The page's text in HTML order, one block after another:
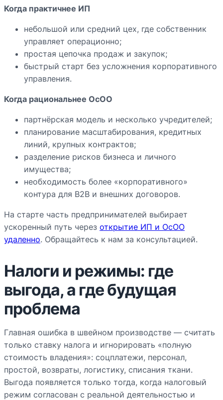
Когда практичнее ИП
небольшой или средний цех, где собственник
управляет операционно;
простая цепочка продаж и закупок;
быстрый старт без усложнения корпоративного
управления.
Когда рациональнее ОсОО
партнёрская модель и несколько учредителей;
планирование масштабирования, кредитных
линий, крупных контрактов;
разделение рисков бизнеса и личного
имущества;
необходимость более «корпоративного»
контура для B2B и внешних договоров.
На старте часть предпринимателей выбирает
ускоренный путь через открытие ИП и ОсОО
удаленно. Обращайтесь к нам за консультацией.
Налоги и режимы: где
выгода, а где будущая
проблема
Главная ошибка в швейном производстве — считать
только ставку налога и игнорировать «полную
стоимость владения»: соцплатежи, персонал,
простой, возвраты, логистику, списания ткани.
Выгода появляется только тогда, когда налоговый
режим согласован с реальной деятельностью и